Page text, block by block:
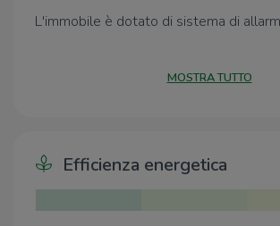
L'immobile è dotato di sistema di
esclusi consumi di teleriscadamento e
MOSTRA TUTTO
Efficienza energetica